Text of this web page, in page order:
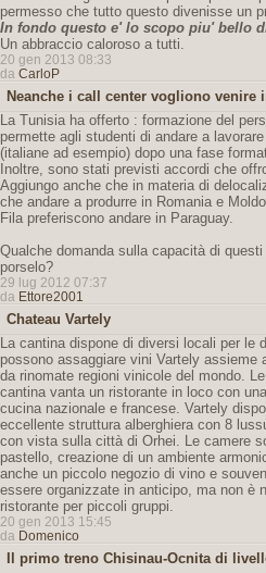
permesso che tutto questo divenisse un
In fondo questo e' lo scopo piu' bello
Un abbraccio caloroso a tutti.
20 gen 2013 08:33
da CarloP
Neanche i call center vogliono venire
La Tunisia ha offerto : formazione del
permette agli studenti di andare a
(italiane ad esempio) dopo una fase
Inoltre, sono stati previsti accordi che
Aggiungo anche che in materia di
che andare a produrre in Romania e
Fila preferiscono andare in Paraguay.
Qualche domanda sulla capacità di
porselo?
29 lug 2012 07:37
da Ettore2001
Chateau Vartely
La cantina dispone di diversi locali per le
possono assaggiare vini Vartely
da rinomate regioni vinicole del mondo.
cantina vanta un ristorante in loco con
cucina nazionale e francese. Vartely
eccellente struttura alberghiera con 8
con vista sulla città di Orhei. Le camere
pastello, creazione di un ambiente
anche un piccolo negozio di vino e
essere organizzate in anticipo, ma non è
ristorante per piccoli gruppi.
20 gen 2013 15:45
da Domenico
Il primo treno Chisinau-Ocnita di